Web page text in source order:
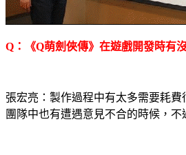
Q ：《Q萌劍俠傳》在遊戲開發時有
張宏亮：製作過程中有太多需要耗
團隊中也有遭遇意見不合的時候，